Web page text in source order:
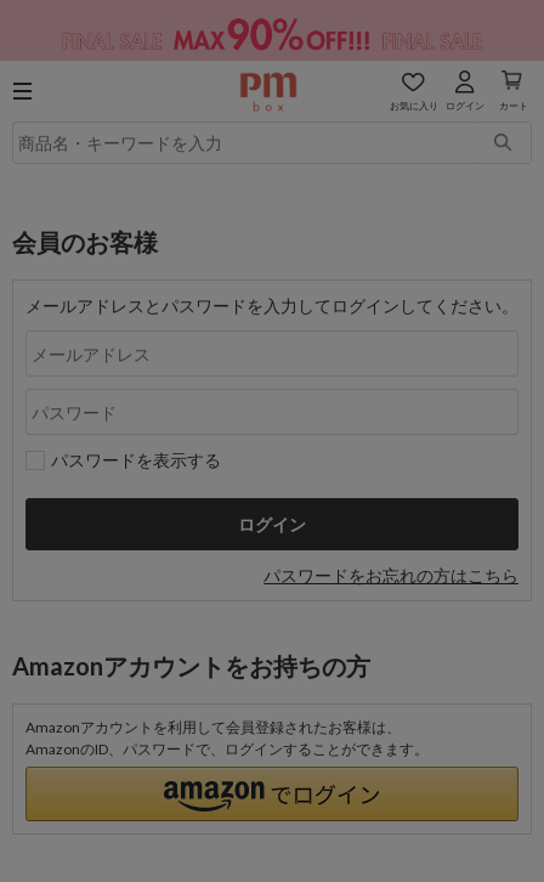
お気に入り ログイン カート
会員のお客様
メールアドレスとパスワードを入力してログインしてください。
パスワードを表示する
パスワードをお忘れの方はこちら
Amazonアカウントをお持ちの方
Amazonアカウントを利用して会員登録されたお客様は、
AmazonのID、パスワードで、ログインすることができます。